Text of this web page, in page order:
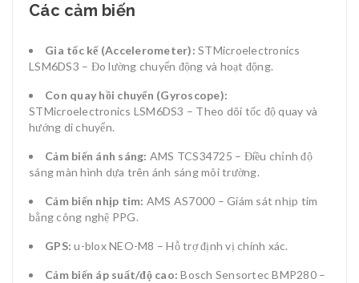
Các cảm biến
Gia tốc kế (Accelerometer): STMicroelectronics
LSM6DS3 – Đo lường chuyển động và hoạt động.
Con quay hồi chuyển (Gyroscope):
STMicroelectronics LSM6DS3 – Theo dõi tốc độ quay và
hướng di chuyển.
Cảm biến ánh sáng: AMS TCS34725 – Điều chỉnh độ
sáng màn hình dựa trên ánh sáng môi trường.
Cảm biến nhịp tim: AMS AS7000 – Giám sát nhịp tim
bằng công nghệ PPG.
GPS: u-blox NEO-M8 – Hỗ trợ định vị chính xác.
Cảm biến áp suất/độ cao: Bosch Sensortec BMP280 –